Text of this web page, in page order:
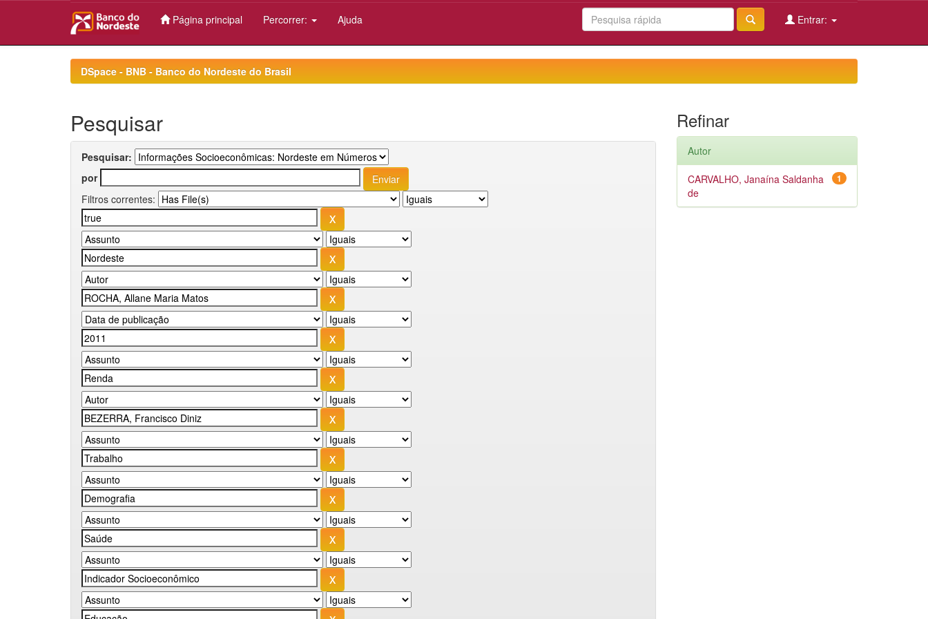
Página principal Percorrer: Ajuda Entrar:
DSpace - BNB - Banco do Nordeste do Brasil
Pesquisar
Pesquisar:
por
Filtros correntes:
Refinar
Autor
1
CARVALHO, Janaína Saldanha
de